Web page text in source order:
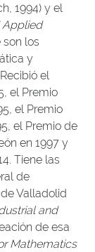
1994) y el
Applied
son los
y
el
el Premio
el Premio
el Premio de
en 1997 y
Tiene las
de
Valladolid
and
de esa
Mathematics